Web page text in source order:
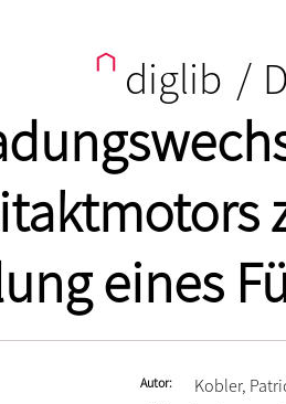
diglib /
eines
Autor Kobler,